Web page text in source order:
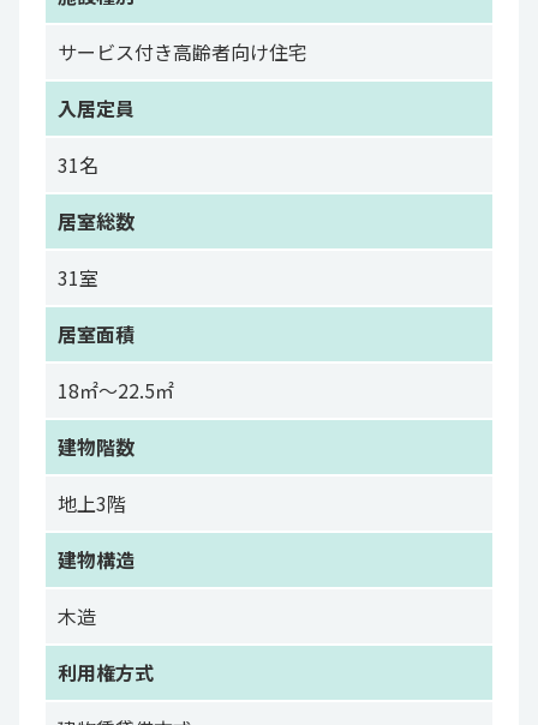
サービス付き高齢者向け住宅
入居定員
31名
居室総数
31室
居室面積
18㎡～22.5㎡
建物階数
地上3階
建物構造
木造
利用権方式